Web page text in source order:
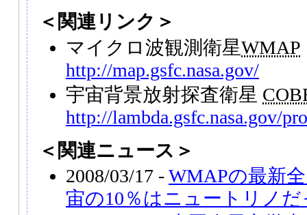
＜関連リンク＞
マイクロ波観測衛星WMAP
http://map.gsfc.nasa.gov/
宇宙背景放射探査衛星
http://lambda.gsfc.nasa.gov/
＜関連ニュース＞
2008/03/17 -WMAPの最新
宙の10％はニュートリノだ